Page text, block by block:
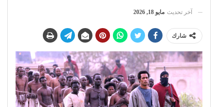
آخر تحديث مايو 18, 2026
شارك